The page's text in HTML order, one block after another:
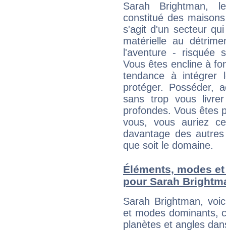
Sarah Brightman,
constitué des
s'agit d'un secteur
matérielle au
l'aventure - risquée
Vous êtes encline à
tendance à
protéger. Posséder,
sans trop vous
profondes. Vous êtes
vous, vous auriez
davantage des
que soit le domaine.
Éléments, modes
pour Sarah
Sarah Brightman,
et modes dominants,
planètes et angles